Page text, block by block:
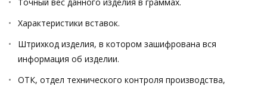
Характеристики вставок.
Штрихкод изделия, в котором зашифрована вся
информация об изделии.
ОТК, отдел технического контроля производства,